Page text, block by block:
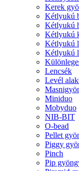
Kerek
Kétlyukú
Kétlyukú
Kétlyukú
Kétlyukú
Kétlyukú
Lencsék
Levél
Miniduo
Mobyduo
NIB-BIT
O-bead
Pellet
Piggy
Pinch
Pip